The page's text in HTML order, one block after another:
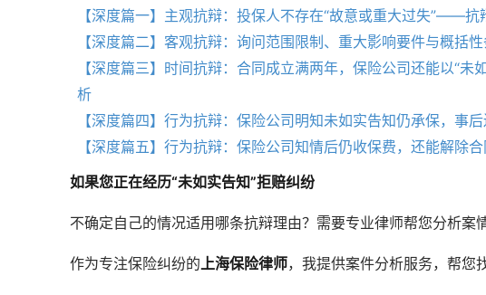
【深度篇一】主观抗辩：投保人不存在“故意或重大过失”——
【深度篇二】客观抗辩：询问范围限制、重大影响要件与概
【深度篇三】时间抗辩：合同成立满两年，保险公司还能以“
析
【深度篇四】行为抗辩：保险公司明知未如实告知仍承保，
【深度篇五】行为抗辩：保险公司知情后仍收保费，还能解
如果您正在经历“未如实告知”拒赔纠纷
不确定自己的情况适用哪条抗辩理由？需要专业律师帮您分析案
作为专注保险纠纷的上海保险律师，我提供案件分析服务，帮您